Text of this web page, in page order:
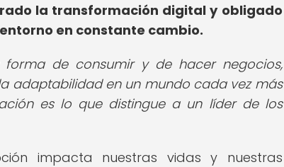
la transformación digital y obligado
en constante cambio.
forma de consumir y de hacer negocios,
adaptabilidad en un mundo cada vez más
es lo que distingue a un líder de los
impacta nuestras vidas y nuestras